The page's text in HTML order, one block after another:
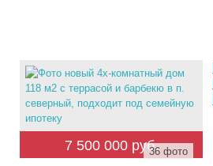
7 500 000 руб.36 фото